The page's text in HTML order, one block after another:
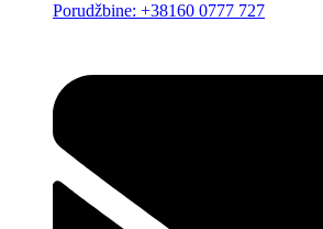
Porudžbine: +38160 0777 727